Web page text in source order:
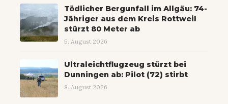
Tödlicher Bergunfall im Allgäu: 74-
Jähriger aus dem Kreis Rottweil
stürzt 80 Meter ab
5. August 2026
Ultraleichtflugzeug stürzt bei
Dunningen ab: Pilot (72) stirbt
8. August 2026